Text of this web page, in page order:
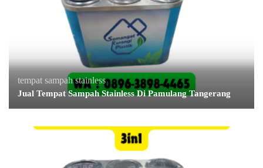
tempat sampah stainless
Jual Tempat Sampah Stainless Di Pamulang Tangerang